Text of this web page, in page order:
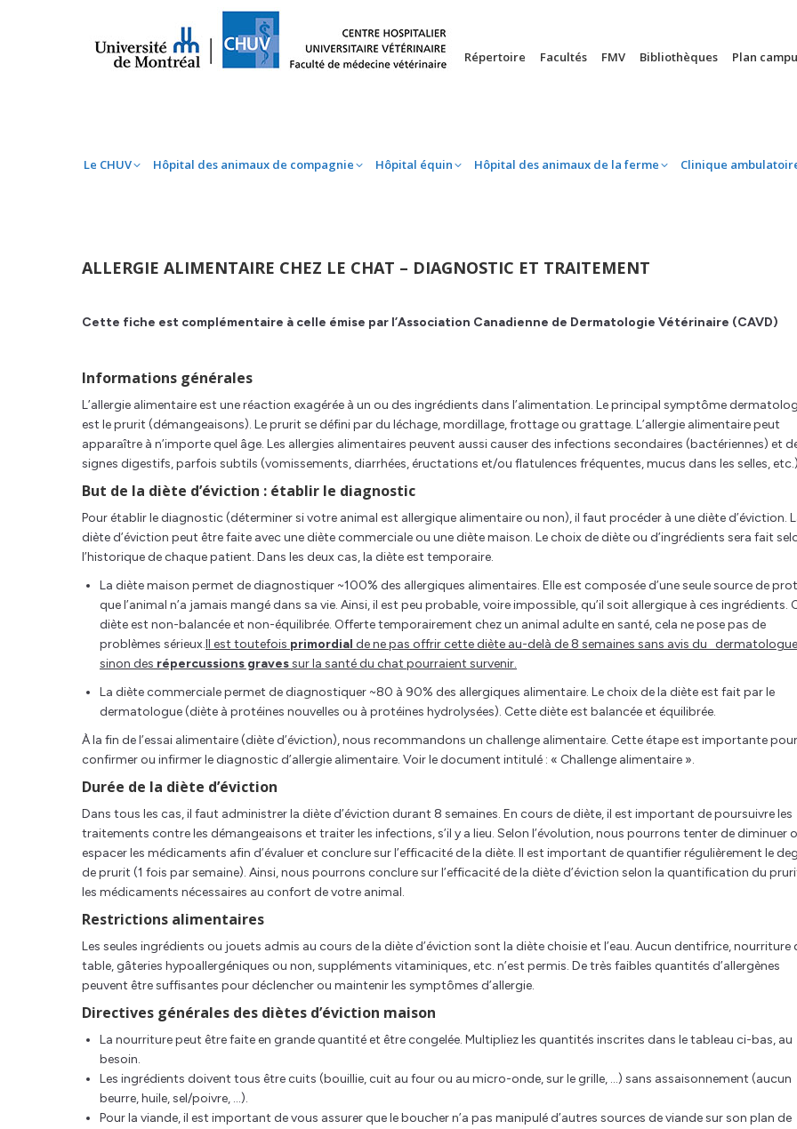
Répertoire Facultés FMV Bibliothèques Plan
Le CHUV Hôpital des animaux de compagnie Hôpital équin Hôpital des animaux de la ferme Clinique
ALLERGIE ALIMENTAIRE CHEZ LE CHAT – DIAGNOSTIC ET TRAITEMENT
Cette fiche est complémentaire à celle émise par l’Association Canadienne de Dermatologie Vétérinaire (CAVD)
Informations générales
L’allergie alimentaire est une réaction exagérée à un ou des ingrédients dans l’alimentation. Le principal symptôme
est le prurit (démangeaisons). Le prurit se défini par du léchage, mordillage, frottage ou grattage. L’allergie alimentaire peut
apparaître à n’importe quel âge. Les allergies alimentaires peuvent aussi causer des infections secondaires (bactériennes) et
signes digestifs, parfois subtils (vomissements, diarrhées, éructations et/ou flatulences fréquentes, mucus dans les selles,
But de la diète d’éviction : établir le diagnostic
Pour établir le diagnostic (déterminer si votre animal est allergique alimentaire ou non), il faut procéder à une diète d’éviction.
diète d’éviction peut être faite avec une diète commerciale ou une diète maison. Le choix de diète ou d’ingrédients sera fait
l’historique de chaque patient. Dans les deux cas, la diète est temporaire.
La diète maison permet de diagnostiquer ~100% des allergiques alimentaires. Elle est composée d’une seule source de
que l’animal n’a jamais mangé dans sa vie. Ainsi, il est peu probable, voire impossible, qu’il soit allergique à ces ingrédients.
diète est non-balancée et non-équilibrée. Offerte temporairement chez un animal adulte en santé, cela ne pose pas de
problèmes sérieux.Il est toutefois primordial de ne pas offrir cette diète au-delà de 8 semaines sans avis du
sinon des répercussions gravessur la santé du chat pourraient survenir.
La diète commerciale permet de diagnostiquer ~80 à 90% des allergiques alimentaire. Le choix de la diète est fait par le
dermatologue (diète à protéines nouvelles ou à protéines hydrolysées). Cette diète est balancée et équilibrée.
À la fin de l’essai alimentaire (diète d’éviction), nous recommandons un challenge alimentaire. Cette étape est importante pour
confirmer ou infirmer le diagnostic d’allergie alimentaire. Voir le document intitulé : « Challenge alimentaire ».
Durée de la diète d’éviction
Dans tous les cas, il faut administrer la diète d’éviction durant 8 semaines. En cours de diète, il est important de poursuivre les
traitements contre les démangeaisons et traiter les infections, s’il y a lieu. Selon l’évolution, nous pourrons tenter de diminuer
espacer les médicaments afin d’évaluer et conclure sur l’efficacité de la diète. Il est important de quantifier régulièrement le
de prurit (1 fois par semaine). Ainsi, nous pourrons conclure sur l’efficacité de la diète d’éviction selon la quantification du
les médicaments nécessaires au confort de votre animal.
Restrictions alimentaires
Les seules ingrédients ou jouets admis au cours de la diète d’éviction sont la diète choisie et l’eau. Aucun dentifrice, nourriture
table, gâteries hypoallergéniques ou non, suppléments vitaminiques, etc. n’est permis. De très faibles quantités d’allergènes
peuvent être suffisantes pour déclencher ou maintenir les symptômes d’allergie.
Directives générales des diètes d’éviction maison
La nourriture peut être faite en grande quantité et être congelée. Multipliez les quantités inscrites dans le tableau ci-bas, au
besoin.
Les ingrédients doivent tous être cuits (bouillie, cuit au four ou au micro-onde, sur le grille, …) sans assaisonnement (aucun
beurre, huile, sel/poivre, …).
Pour la viande, il est important de vous assurer que le boucher n’a pas manipulé d’autres sources de viande sur son plan de
Le CHUV Hôpital des animaux de compagnie Hôpital équin